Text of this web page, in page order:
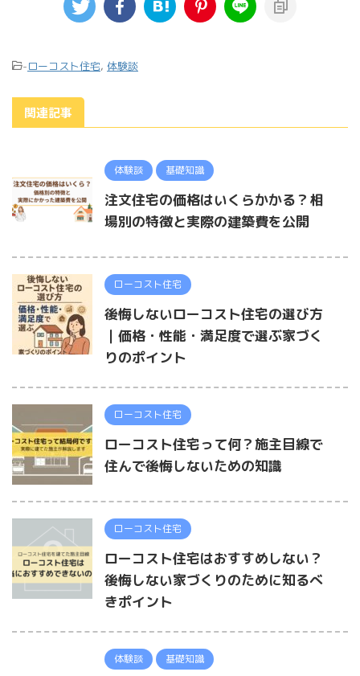
-ローコスト住宅, 体験談
関連記事
体験談 基礎知識
注文住宅の価格はいくらかかる？相
場別の特徴と実際の建築費を公開
ローコスト住宅
後悔しないローコスト住宅の選び方
｜価格・性能・満足度で選ぶ家づく
りのポイント
ローコスト住宅
ローコスト住宅って何？施主目線で
住んで後悔しないための知識
ローコスト住宅
ローコスト住宅はおすすめしない？
後悔しない家づくりのために知るべ
きポイント
体験談 基礎知識